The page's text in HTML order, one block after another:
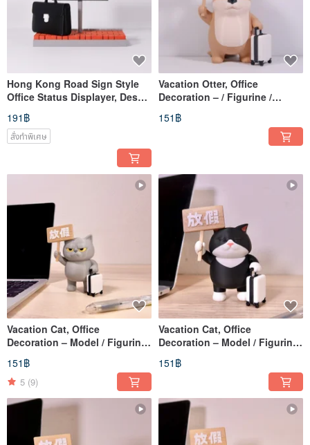
Hong Kong Road Sign Style
Office Status Displayer, Desk
Decoration - Model / Orn
191฿
สั่งทำพิเศษ
Vacation Otter, Office
Decoration – / Figurine /
Ornament / Collectible / 3D
151฿
Vacation Cat, Office
Decoration – Model / Figurine
/ Ornament / Collectible / 3D
151฿
5 (9)
Vacation Cat, Office
Decoration – Model / Figurine
/ Ornament / Collectible / 3D
151฿